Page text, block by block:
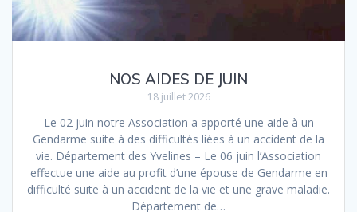
NOS AIDES DE JUIN
18 juillet 2026
Le 02 juin notre Association a apporté une aide à un
Gendarme suite à des difficultés liées à un accident de la
vie. Département des Yvelines – Le 06 juin l’Association
effectue une aide au profit d’une épouse de Gendarme en
difficulté suite à un accident de la vie et une grave maladie.
Département de…